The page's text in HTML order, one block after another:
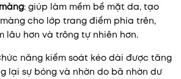
: giúp làm mềm bề mặt da, tạo
cho lớp trang điểm phía trên,
lâu hơn và trông tự nhiên hơn.
năng kiểm soát kéo dài được tăng
lại sự bóng và nhờn do bã nhờn dư